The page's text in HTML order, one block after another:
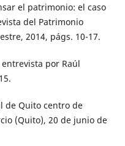
el patrimonio: el caso
del Patrimonio
2014, págs. 10-17.
entrevista por Raúl
de Quito centro de
(Quito), 20 de junio de